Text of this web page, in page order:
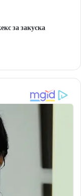
за закуска